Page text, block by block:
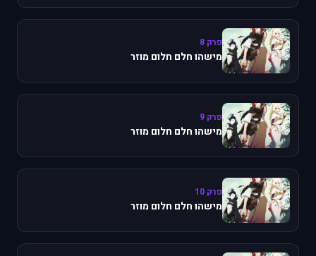
פרק 8
מישהו חלם חלום מוזר
פרק 9
מישהו חלם חלום מוזר
פרק 10
מישהו חלם חלום מוזר